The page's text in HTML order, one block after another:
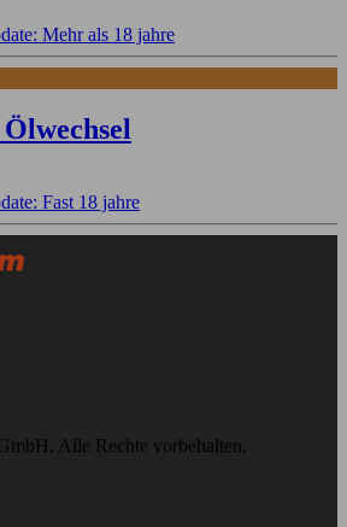
Mehr als 18 jahre
Fast 18 jahre
Alle Rechte vorbehalten.